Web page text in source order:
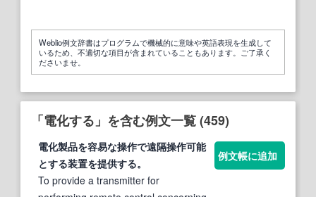
Weblio例文辞書はプログラムで機械的に意味や英語表現を生成して
いるため、不適切な項目が含まれていることもあります。ご了承く
ださいませ。
「電化する」を含む例文一覧 (459)
電化製品を容易な操作で遠隔操作可能
とする装置を提供する。
To provide a transmitter for
例文帳に追加